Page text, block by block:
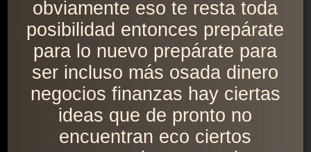
obviamente eso te resta toda
posibilidad entonces prepárate
para lo nuevo prepárate para
ser incluso más osada dinero
negocios finanzas hay ciertas
ideas que de pronto no
encuentran eco ciertos